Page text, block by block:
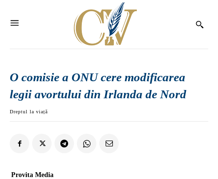
O comisie a ONU cere modificarea
legii avortului din Irlanda de Nord
Dreptul la viață
Provita Media